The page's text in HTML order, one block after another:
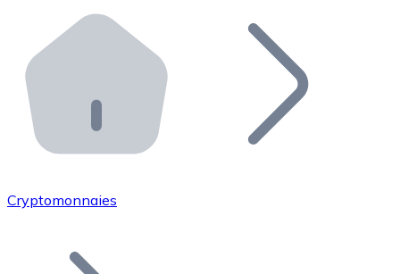
Distributeurs automatiques Bitnovo
Intégrez un ATM Bitnovo dans votre entreprise et
API Bitnovo
Intégrez notre API dans votre écosystème.
Rejoignez notre réseau de distributeurs et
Ajoutez le token de votre projet à notre service
Cryptomonnaies